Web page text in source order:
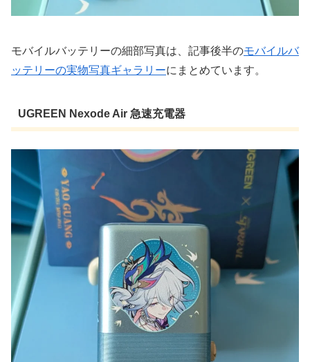
モバイルバッテリーの細部写真は、記事後半のモバイルバ
ッテリーの実物写真ギャラリーにまとめています。
UGREEN Nexode Air 急速充電器